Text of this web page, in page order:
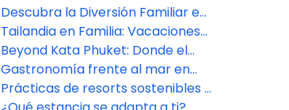
de las expectativas
Descubra la Diversión Familiar en
Pamookkoo Resort Phuket
Tailandia en Familia: Vacaciones
de Verano Inolvidables
Beyond Kata Phuket: Donde el
Mar es Parte de la Experiencia
Gastronomía frente al mar en
Beyond Karon Phuket
Prácticas de resorts sostenibles y